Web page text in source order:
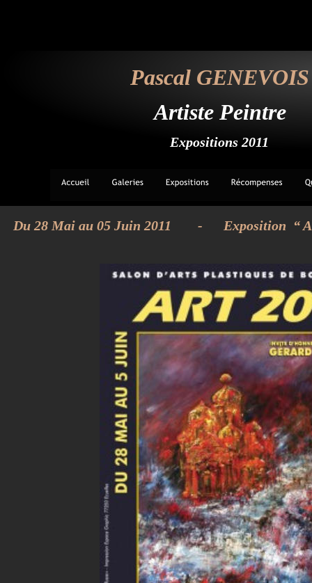
Du 28 Mai au 05 Juin 2011 - Exposition  “
Pascal GENEVOIS
Artiste Peintre
Expositions 2011